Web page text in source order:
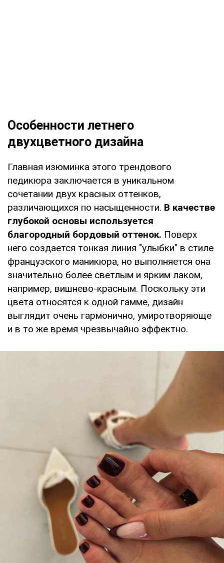
Особенности летнего
двухцветного дизайна
Главная изюминка этого трендового
педикюра заключается в уникальном
сочетании двух красных оттенков,
различающихся по насыщенности. В качестве
глубокой основы используется
благородный бордовый оттенок. Поверх
него создается тонкая линия "улыбки" в стиле
французского маникюра, но выполняется она
значительно более светлым и ярким лаком,
например, вишнево-красным. Поскольку эти
цвета относятся к одной гамме, дизайн
выглядит очень гармонично, умиротворяюще
и в то же время чрезвычайно эффектно.